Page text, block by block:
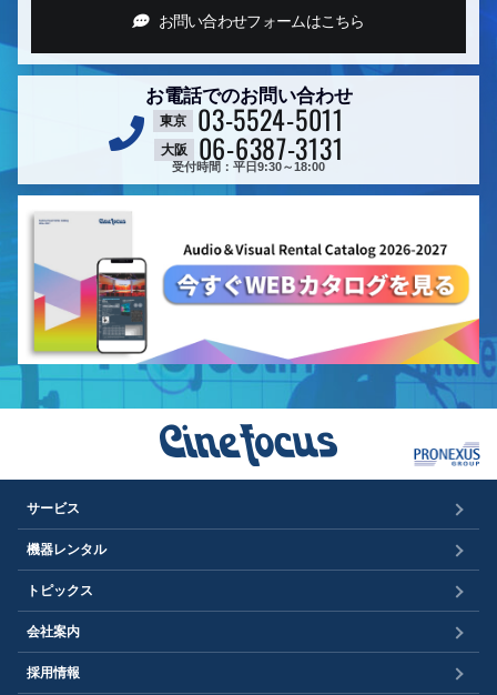
お問い合わせフォームはこちら
お電話でのお問い合わせ
東京 03-5524-5011
大阪 06-6387-3131
受付時間：平日9:30～18:00
サービス
機器レンタル
トピックス
会社案内
採用情報